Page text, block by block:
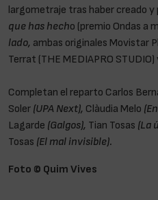
largometraje tras haber creado
que has hecho (premio Ondas a
lado, ambas originales Movistar
Terrat (THE MEDIAPRO
Completan el reparto Carlos
Soler (UPA Next), Clàudia Melo
Lagarde (Galgos), Tian Tosas (La
Tosas (El mal invisible).
Foto © Quim Vives